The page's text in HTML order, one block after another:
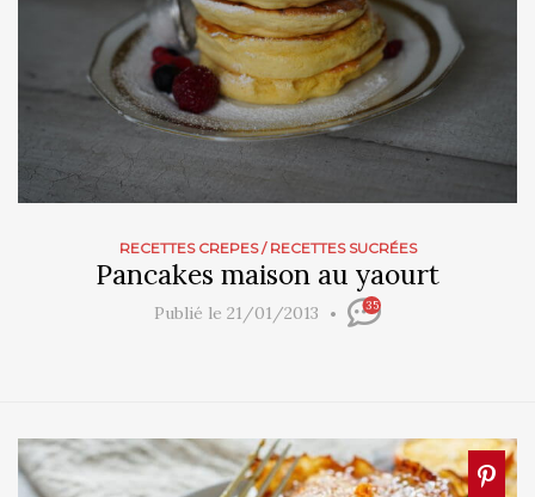
RECETTES CREPES/ RECETTES SUCRÉES
Pancakes maison au yaourt
Publié le 21/01/2013 35